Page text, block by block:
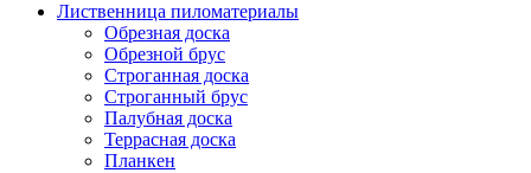
Лиственница пиломатериалы
Обрезная доска
Обрезной брус
Строганная доска
Строганный брус
Палубная доска
Террасная доска
Планкен